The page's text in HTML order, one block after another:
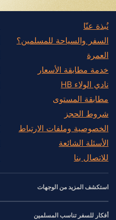
نُبذة عنّا
السفر والسياحة للمسلمين؟
العمرة
خدمة مطابقة الأسعار
نادي الولاء HB
مطابقة المستوى
شروط الحجز
الخصوصية وملفات الارتباط
الأسئلة الشائعة
للاتصال بنا
استكشف المزيد من الوجهات
أفكار للسفر تناسب المسلمين